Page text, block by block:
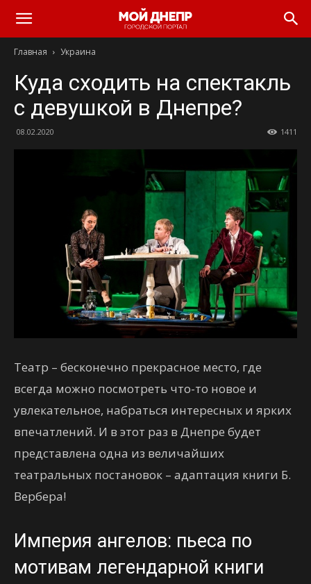
Главная Украина
Куда сходить на спектакль
с девушкой в Днепре?
08.02.2020 1411
Театр – бесконечно прекрасное место, где
всегда можно посмотреть что-то новое и
увлекательное, набраться интересных и ярких
впечатлений. И в этот раз в Днепре будет
представлена одна из величайших
театральных постановок – адаптация книги Б.
Вербера!
Империя ангелов: пьеса по
мотивам легендарной книги